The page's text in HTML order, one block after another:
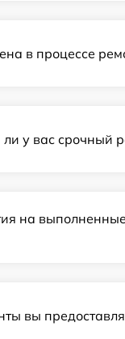
в процессе
у вас срочный
на выполненные
вы